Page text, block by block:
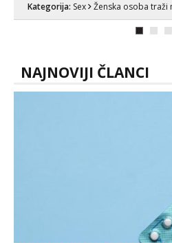
zadovoljiti
samo malo
muskar...
Kategorija: Sex Ženska osoba traži
NAJNOVIJI ČLANCI